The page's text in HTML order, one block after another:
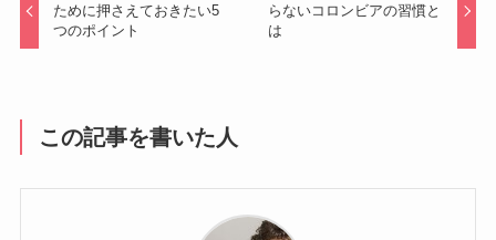
ために押さえておきたい5
つのポイント
らないコロンビアの習慣と
は
この記事を書いた人